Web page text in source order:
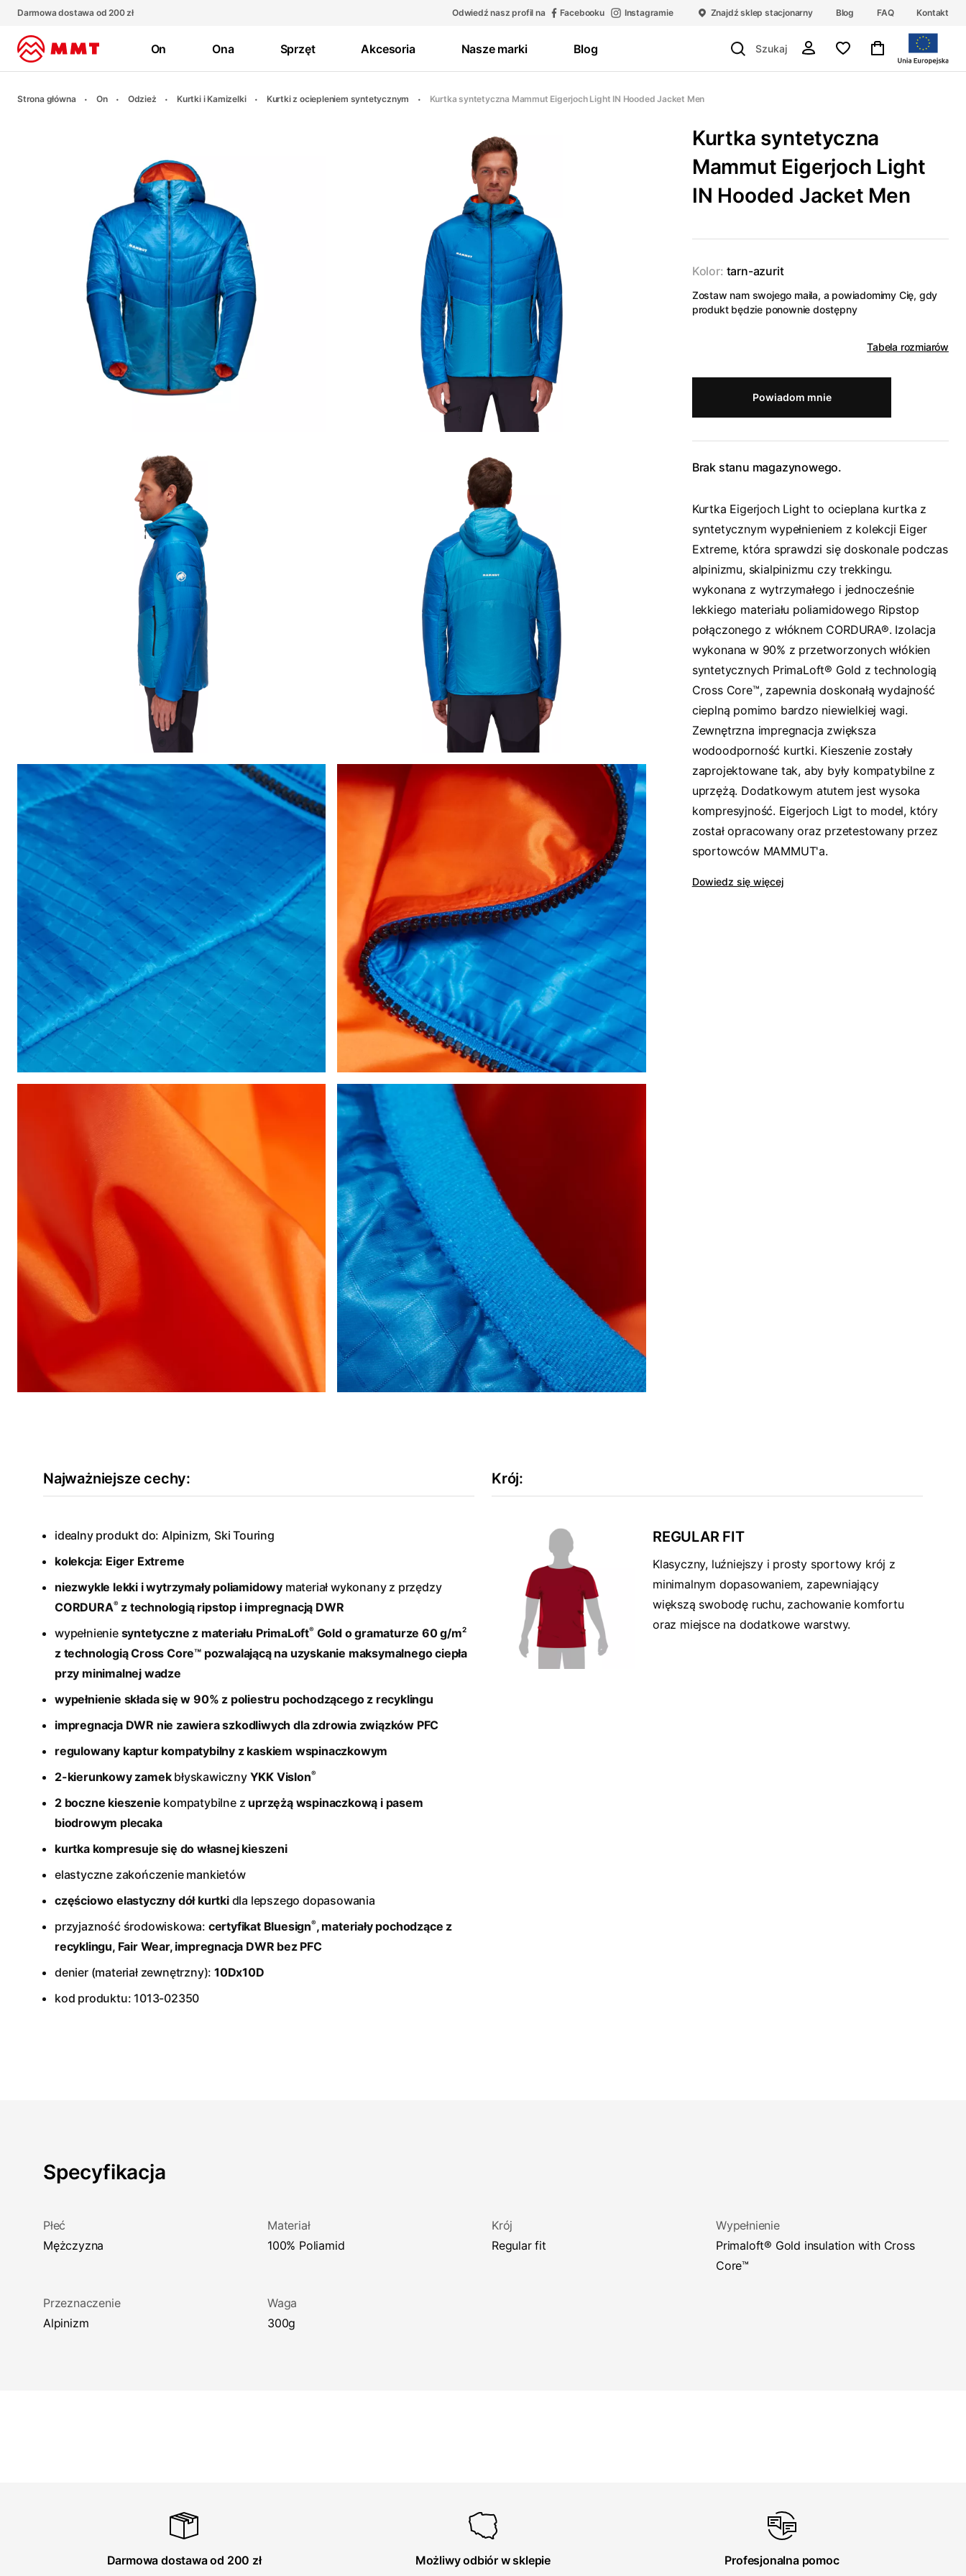
Darmowa dostawa od 200 zł Odwiedź nasz profil na Facebooku Instagramie Znajdź sklep stacjonarny Blog FAQ Kontakt
On Ona Sprzęt Akcesoria Nasze marki Blog
Strona główna On Odzież Kurtki i Kamizelki Kurtki z ociepleniem syntetycznym Kurtka syntetyczna Mammut Eigerjoch Light IN Hooded Jacket Men
Kurtka syntetyczna
Mammut Eigerjoch Light
IN Hooded Jacket Men
Kolor: tarn-azurit
Zostaw nam swojego maila, a powiadomimy Cię, gdy
produkt będzie ponownie dostępny
Tabela rozmiarów
Powiadom mnie
Brak stanu magazynowego.
Kurtka Eigerjoch Light to ocieplana kurtka z
syntetycznym wypełnieniem z kolekcji Eiger
Extreme, która sprawdzi się doskonale podczas
alpinizmu, skialpinizmu czy trekkingu.
wykonana z wytrzymałego i jednocześnie
lekkiego materiału poliamidowego Ripstop
połączonego z włóknem CORDURA®. Izolacja
wykonana w 90% z przetworzonych włókien
syntetycznych PrimaLoft® Gold z technologią
Cross Core™, zapewnia doskonałą wydajność
cieplną pomimo bardzo niewielkiej wagi.
Zewnętrzna impregnacja zwiększa
wodoodporność kurtki. Kieszenie zostały
zaprojektowane tak, aby były kompatybilne z
uprzężą. Dodatkowym atutem jest wysoka
kompresyjność. Eigerjoch Ligt to model, który
został opracowany oraz przetestowany przez
sportowców MAMMUT'a.
Dowiedz się więcej
Najważniejsze cechy:
idealny produkt do: Alpinizm, Ski Touring
kolekcja: Eiger Extreme
niezwykle lekki i wytrzymały poliamidowy materiał wykonany z przędzy
CORDURA®z technologią ripstop i impregnacją DWR
wypełnieniesyntetyczne z materiału PrimaLoft®Gold o gramaturze 60 g/m2
z technologią Cross Core™ pozwalającą na uzyskanie maksymalnego ciepła
przy minimalnej wadze
wypełnienie składa się w 90% z poliestru pochodzącego z recyklingu
impregnacja DWR nie zawiera szkodliwych dla zdrowia związków PFC
regulowany kaptur kompatybilny z kaskiem wspinaczkowym
2-kierunkowy zamekbłyskawiczny YKK Vislon®
2 boczne kieszenie kompatybilne z uprzężą wspinaczkową i pasem
biodrowym plecaka
kurtka kompresuje się do własnej kieszeni
elastyczne zakończenie mankietów
częściowo elastyczny dół kurtkidla lepszego dopasowania
przyjazność środowiskowa: certyfikat Bluesign®, materiały pochodzące z
recyklingu, Fair Wear, impregnacja DWR bez PFC
denier (materiał zewnętrzny): 10Dx10D
kod produktu: 1013-02350
Krój:
REGULAR FIT
Klasyczny, luźniejszy i prosty sportowy krój z
minimalnym dopasowaniem, zapewniający
większą swobodę ruchu, zachowanie komfortu
oraz miejsce na dodatkowe warstwy.
Specyfikacja
Płeć
Mężczyzna
Materiał
100% Poliamid
Krój
regular fit
Wypełnienie
Primaloft® Gold insulation with Cross
Core™
Przeznaczenie
Alpinizm
Waga
300g
Darmowa dostawa od 200 zł Możliwy odbiór w sklepie Profesjonalna pomoc